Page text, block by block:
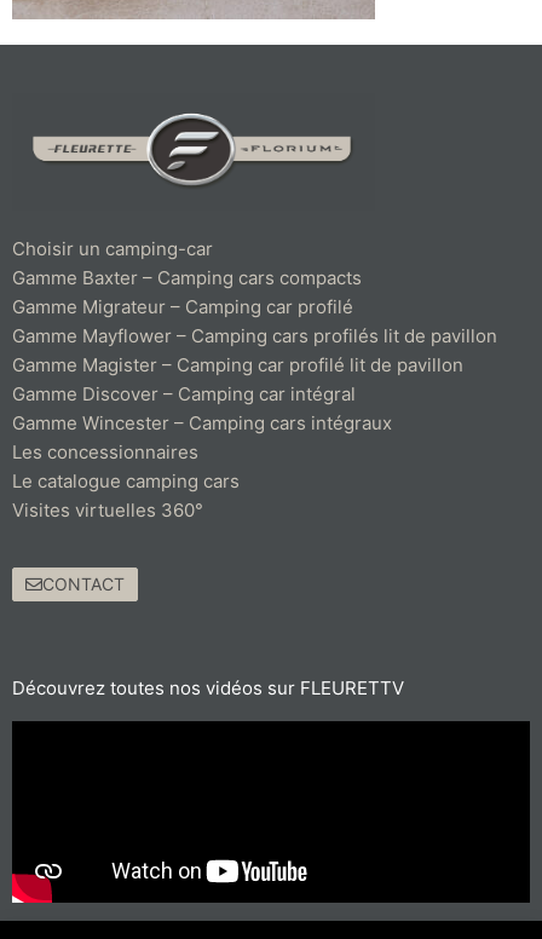
Choisir un camping-car
Gamme Baxter – Camping cars compacts
Gamme Migrateur – Camping car profilé
Gamme Mayflower – Camping cars profilés lit de pavillon
Gamme Magister – Camping car profilé lit de pavillon
Gamme Discover – Camping car intégral
Gamme Wincester – Camping cars intégraux
Les concessionnaires
Le catalogue camping cars
Visites virtuelles 360°
CONTACT
Découvrez toutes nos vidéos sur FLEURETTV